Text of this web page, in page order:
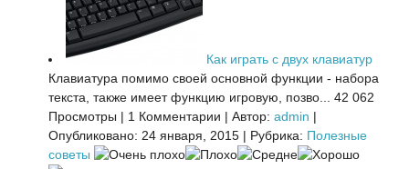
Как играть с двух клавиатур
Клавиатура помимо своей основной функции - набора
текста, также имеет функцию игровую, позво...
42 062
Просмотры | 1 Комментарии | Автор: admin |
Опубликовано: 24 января, 2015 | Рубрика: Полезные
советы